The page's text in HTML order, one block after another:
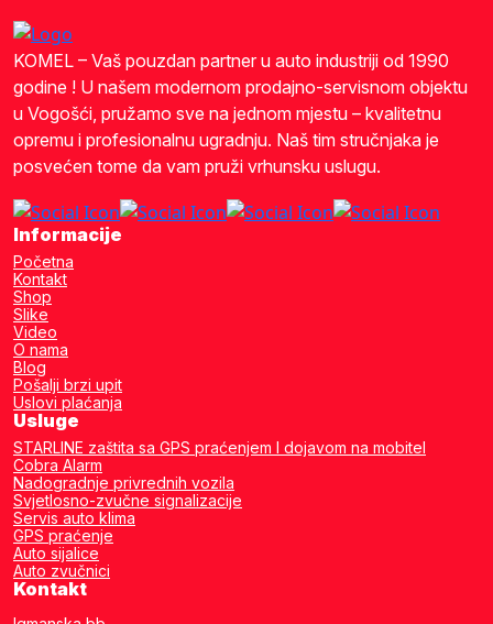
KOMEL – Vaš pouzdan partner u auto industriji od 1990
godine ! U našem modernom prodajno-servisnom objektu
u Vogošći, pružamo sve na jednom mjestu – kvalitetnu
opremu i profesionalnu ugradnju. Naš tim stručnjaka je
posvećen tome da vam pruži vrhunsku uslugu.
Informacije
Početna
Kontakt
Shop
Slike
Video
O nama
Blog
Pošalji brzi upit
Uslovi plaćanja
Usluge
STARLINE zaštita sa GPS praćenjem I dojavom na mobitel
Cobra Alarm
Nadogradnje privrednih vozila
Svjetlosno-zvučne signalizacije
Servis auto klima
GPS praćenje
Auto sijalice
Auto zvučnici
Kontakt